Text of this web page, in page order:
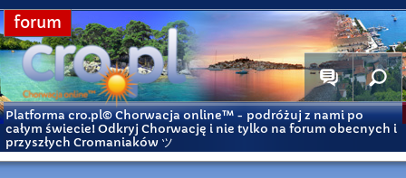
forum
Platforma cro.pl© Chorwacja online™ - podróżuj z nami po
całym świecie! Odkryj Chorwację i nie tylko na forum obecnych i
przyszłych Cromaniaków ツ